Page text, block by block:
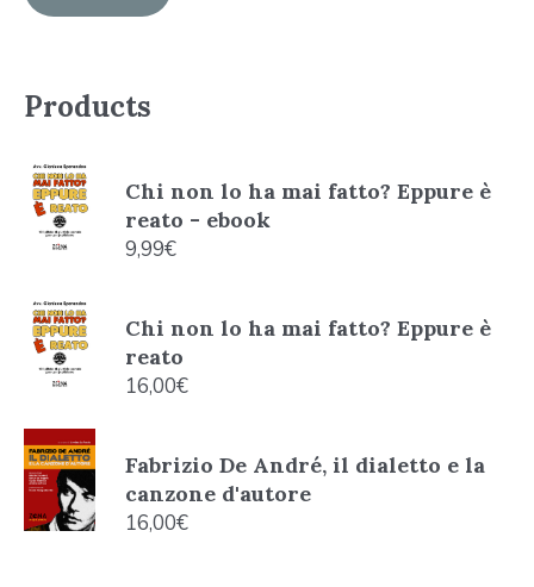
Products
Chi non lo ha mai fatto? Eppure è
reato - ebook
9,99€
Chi non lo ha mai fatto? Eppure è
reato
16,00€
Fabrizio De André, il dialetto e la
canzone d'autore
16,00€